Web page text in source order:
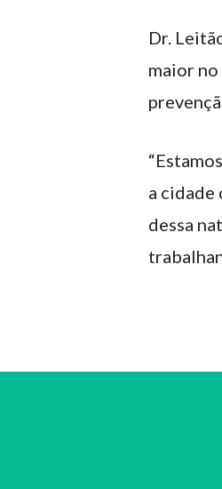
Dr.
maior
a cidade
dessa